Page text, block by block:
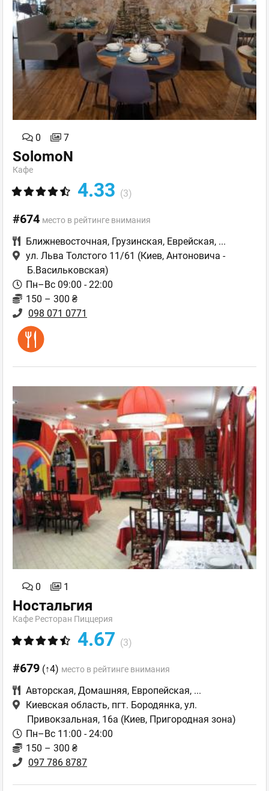
0 7
SolomoN
Кафе
4.33 (3)
#674 место в рейтинге внимания
Ближневосточная, Грузинская, Еврейская, ...
ул. Льва Толстого 11/61 (Киев, Антоновича -
Б.Васильковская)
Пн–Вс 09:00 - 22:00
150 – 300 ₴
098 071 0771
0 1
Ностальгия
Кафе Ресторан Пиццерия
4.67 (3)
#679 (↑4) место в рейтинге внимания
Авторская, Домашняя, Европейская, ...
Киевская область, пгт. Бородянка, ул.
Привокзальная, 16а (Киев, Пригородная зона)
Пн–Вс 11:00 - 24:00
150 – 300 ₴
097 786 8787